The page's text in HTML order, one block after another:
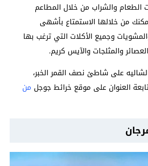
الطعام والشراب من خلال المطاعم
من خلالها الاستمتاع بأشهى
وجميع الأكلات التي ترغب بها
والمثلجات والآيس كريم.
على شاطئ نصف القمر الخبر،
العنوان على موقع خرائط جوجل من